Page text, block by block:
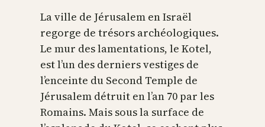
La ville de Jérusalem en Israël
regorge de trésors archéologiques.
Le mur des lamentations, le Kotel,
est l’un des derniers vestiges de
l’enceinte du Second Temple de
Jérusalem détruit en l’an 70 par les
Romains. Mais sous la surface de